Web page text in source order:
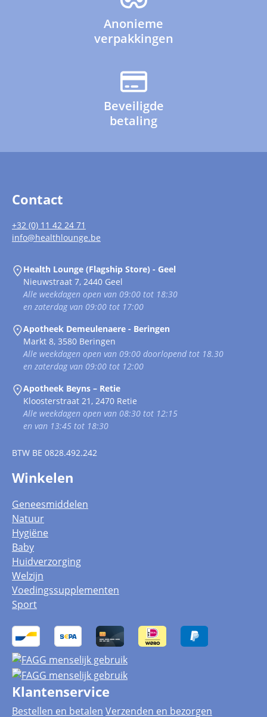
Anonieme
verpakkingen
Beveiligde
betaling
Contact
+32 (0) 11 42 24 71
info@healthlounge.be
Health Lounge (Flagship Store) - Geel
Nieuwstraat 7, 2440 Geel
Alle weekdagen open van 09:00 tot 18:30
en zaterdag van 09:00 tot 17:00
Apotheek Demeulenaere - Beringen
Markt 8, 3580 Beringen
Alle weekdagen open van 09:00 doorlopend tot 18.30
en zaterdag van 09:00 tot 12:00
Apotheek Beyns – Retie
Kloosterstraat 21, 2470 Retie
Alle weekdagen open van 08:30 tot 12:15
en van 13:45 tot 18:30
BTW BE 0828.492.242
Winkelen
Geneesmiddelen
Natuur
Hygiëne
Baby
Huidverzorging
Welzijn
Voedingssupplementen
Sport
Klantenservice
Bestellen en betalen Verzenden en bezorgen